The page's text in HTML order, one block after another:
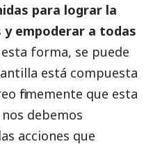
para lograr la
empoderar a todas
esta forma, se puede
está compuesta
firmemente que esta
debemos
acciones que